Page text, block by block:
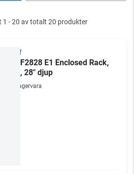
1 - 20 av totalt 20 produkter
Chief
NE1F2828 E1 Enclosed Rack,
28U, 28" djup
Lagervara